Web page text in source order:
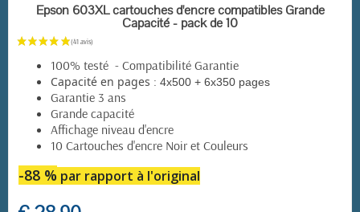
(157 avis)
EN STOCK
Epson 603XL cartouches d'encre compatibles Grande
Capacité - pack de 10
100% testé - Compatibilité Garantie
Capacité en pages : 4x500 + 6x350 pages
Garantie 3 ans
Grande capacité
Affichage niveau d'encre
10 Cartouches d'encre Noir et Couleurs
-88 % par rapport à l'original